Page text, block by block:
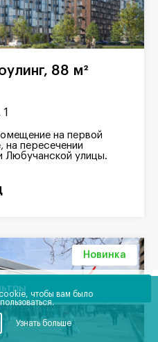
88 м²
на первой
пересечении
Любучанской улицы.
Новинка
cookie, чтобы вам было
Узнать больше